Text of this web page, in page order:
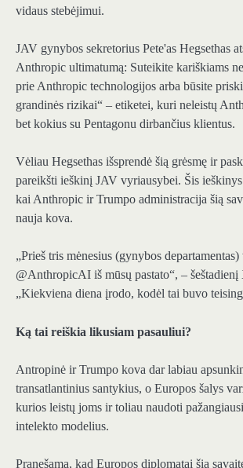
vidaus stebėjimui.
JAV gynybos sekretorius Pete'as Hegsethas
Anthropic ultimatumą: Suteikite kariškiams
prie Anthropic technologijos arba būsite
grandinės rizikai“ – etiketei, kuri neleistų
bet kokius su Pentagonu dirbančius klientus.
Vėliau Hegsethas išsprendė šią grėsmę ir
pareikšti ieškinį JAV vyriausybei. Šis
kai Anthropic ir Trumpo administracija šią
nauja kova.
„Prieš tris mėnesius (gynybos
@AnthropicAI iš mūsų pastato“, – šeštadienį
„Kiekviena diena įrodo, kodėl tai buvo
Ką tai reiškia likusiam pasauliui?
Antropinė ir Trumpo kova dar labiau
transatlantinius santykius, o Europos šalys
kurios leistų joms ir toliau naudoti
intelekto modelius.
Pranešama, kad Europos diplomatai šią